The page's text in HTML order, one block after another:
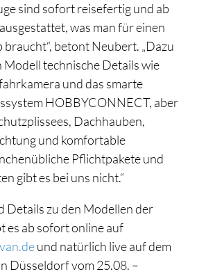
sind sofort reisefertig und ab
was man für einen
betont Neubert. „Dazu
Modell technische Details wie
und das smarte
HOBBYCONNECT, aber
Dachhauben,
und komfortable
Pflichtpakete und
gibt es bei uns nicht.“
Details zu den Modellen der
es ab sofort online auf
und natürlich live auf dem
Düsseldorf vom 25.08. –